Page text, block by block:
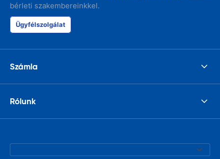
bérleti szakembereinkkel.
Ügyfélszolgálat
Számla
Rólunk